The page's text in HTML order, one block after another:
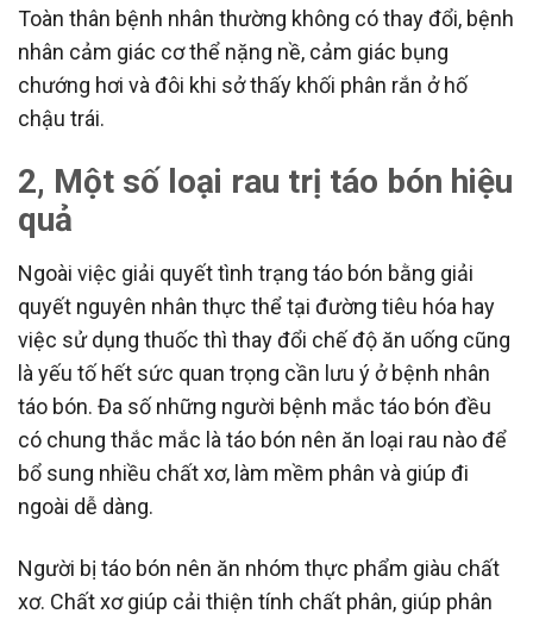
Toàn thân bệnh nhân thường không có thay đổi, bệnh
nhân cảm giác cơ thể nặng nề, cảm giác bụng
chướng hơi và đôi khi sở thấy khối phân rắn ở hố
chậu trái.
2, Một số loại rau trị táo bón hiệu
quả
Ngoài việc giải quyết tình trạng táo bón bằng giải
quyết nguyên nhân thực thể tại đường tiêu hóa hay
việc sử dụng thuốc thì thay đổi chế độ ăn uống cũng
là yếu tố hết sức quan trọng cần lưu ý ở bệnh nhân
táo bón. Đa số những người bệnh mắc táo bón đều
có chung thắc mắc là táo bón nên ăn loại rau nào để
bổ sung nhiều chất xơ, làm mềm phân và giúp đi
ngoài dễ dàng.
Người bị táo bón nên ăn nhóm thực phẩm giàu chất
xơ. Chất xơ giúp cải thiện tính chất phân, giúp phân